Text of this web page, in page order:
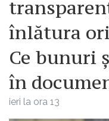
înlătura
Ce bunuri
în
ieri la ora 13